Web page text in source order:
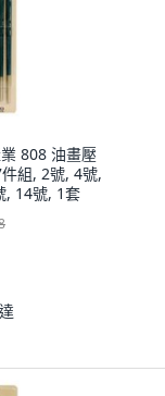
808 油畫壓
組, 2號, 4號,
, 14號, 1套